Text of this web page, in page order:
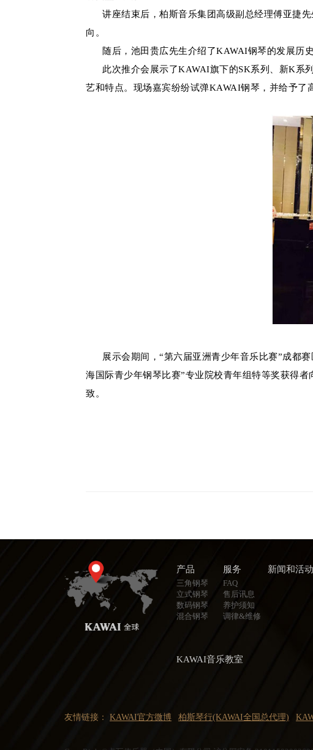
讲座结束后，柏斯音乐集团高级副总经理傅亚捷先
向。
随后，池田贵広先生介绍了KAWAI钢琴的发展历史
此次推介会展示了KAWAI旗下的SK系列、新K系
艺和特点。现场嘉宾纷纷试弹KAWAI钢琴，并给予了
展示会期间，“第六届亚洲青少年音乐比赛”成都赛
海国际青少年钢琴比赛”专业院校青年组特等奖获得
致。
产品
三角钢琴
立式钢琴
数码钢琴
混合钢琴
服务
FAQ
售后讯息
养护须知
调律&维修
新闻和活动
KAWAI音乐教室
友情链接： KAWAI官方微博 柏斯琴行(KAWAI全国总代理)